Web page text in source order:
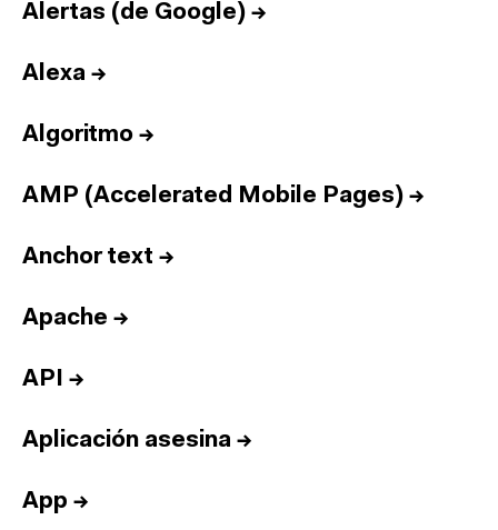
Alertas (de Google) →
Alexa →
Algoritmo →
AMP (Accelerated Mobile Pages) →
Anchor text →
Apache →
API →
Aplicación asesina →
App →